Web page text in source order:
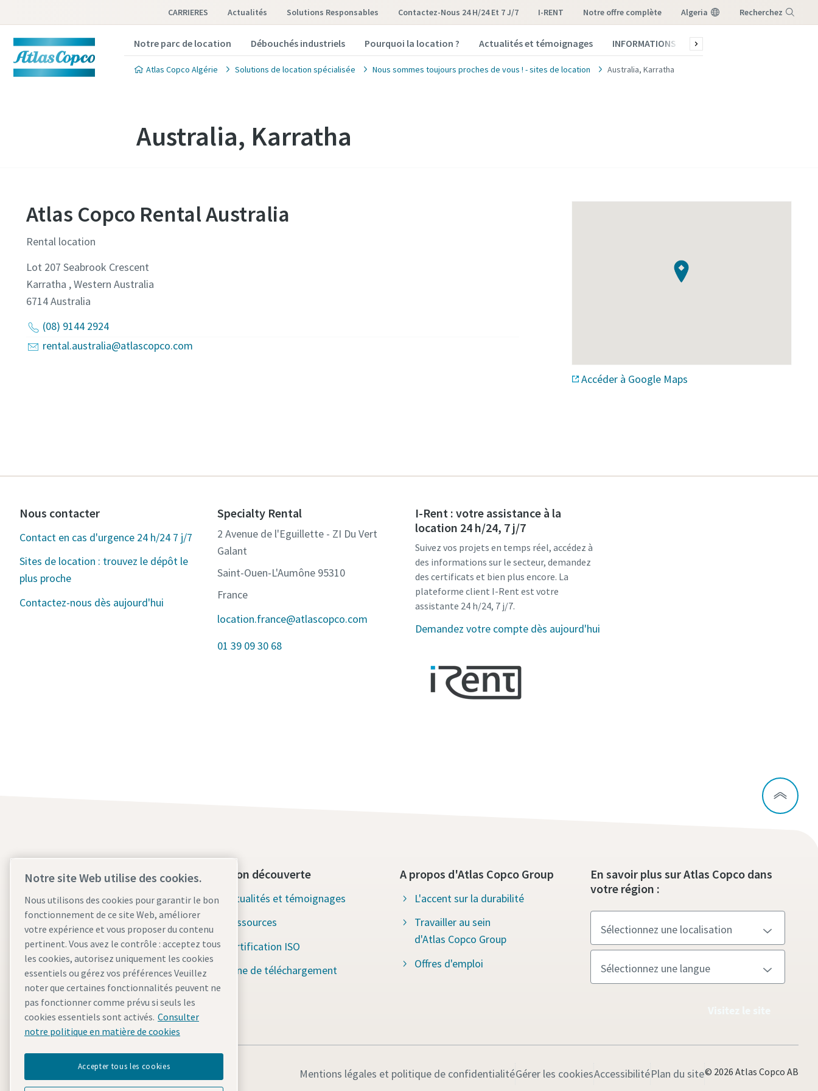
CARRIERES Actualités Solutions Responsables Contactez-Nous 24 H/24 Et 7 J/7 I-RENT notre offre complète Algeria Recherchez
Notre parc de location Débouchés industriels Pourquoi la location ? Actualités et témoignages INFORMATIONS Qui sommes-nous ?
Atlas Copco Algérie Solutions de location spécialisée Nous sommes toujours proches de vous ! - sites de location Australia, Karratha
Australia, Karratha
Atlas Copco Rental Australia
Rental location
Lot 207 Seabrook Crescent
Karratha , Western Australia
6714Australia
(08) 9144 2924
rental.australia@atlascopco.com
Accéder à Google Maps
Nous contacter
Contact en cas d'urgence 24 h/24 7 j/7
Sites de location : trouvez le dépôt le
plus proche
Contactez-nous dès aujourd'hui
Specialty Rental
2 Avenue de l'Eguillette - ZI Du Vert
Galant
Saint-Ouen-L'Aumône 95310
France
location.france@atlascopco.com
01 39 09 30 68
I-Rent : votre assistance à la
location 24 h/24, 7 j/7
Suivez vos projets en temps réel, accédez à
des informations sur le secteur, demandez
des certificats et bien plus encore. La
plateforme client I-Rent est votre
assistante 24 h/24, 7 j/7.
Demandez votre compte dès aujourd'hui
Contactez-nous dès aujourd'hui
Assistance d'urgence 24h/24 et
7j/7
Nos services
Parc
Industries
Pourquoi la location ?
Section découverte
Actualités et témoignages
Ressources
Certification ISO
Zone de téléchargement
A propos d'Atlas Copco Group
L'accent sur la durabilité
Travailler au sein
d'Atlas Copco Group
Offres d'emploi
En savoir plus sur Atlas Copco dans
votre région :
Mentions légales et politique de confidentialitéGérer les cookiesAccessibilitéPlan du site© 2026 Atlas Copco AB
Notre site Web utilise des cookies.
Nous utilisons des cookies pour garantir le bon
fonctionnement de ce site Web, améliorer
votre expérience et vous proposer du contenu
pertinent. Vous avez le contrôle : acceptez tous
les cookies, autorisez uniquement les cookies
essentiels ou gérez vos préférences Veuillez
noter que certaines fonctionnalités peuvent ne
pas fonctionner comme prévu si seuls les
cookies essentiels sont activés. Consulter
notre politique en matière de cookies
Accepter tous les cookies